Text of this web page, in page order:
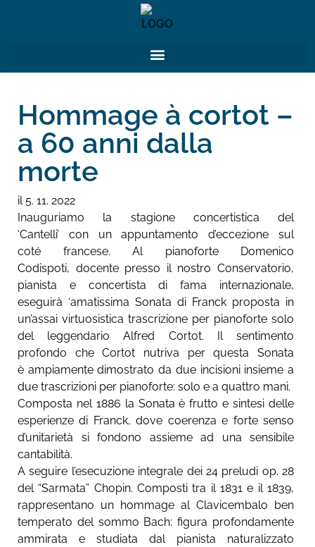
Hommage à cortot –
a 60 anni dalla
morte
il 5. 11. 2022
Inauguriamo la stagione concertistica del
‘Cantelli’ con un appuntamento d’eccezione sul
coté francese. Al pianoforte Domenico
Codispoti, docente presso il nostro Conservatorio,
pianista e concertista di fama internazionale,
eseguirà ‘amatissima Sonata di Franck proposta in
un’assai virtuosistica trascrizione per pianoforte solo
del leggendario Alfred Cortot. Il sentimento
profondo che Cortot nutriva per questa Sonata
è ampiamente dimostrato da due incisioni insieme a
due trascrizioni per pianoforte: solo e a quattro mani.
Composta nel 1886 la Sonata è frutto e sintesi delle
esperienze di Franck, dove coerenza e forte senso
d’unitarietà si fondono assieme ad una sensibile
cantabilità.
A seguire l’esecuzione integrale dei 24 preludi op. 28
del “Sarmata” Chopin. Composti tra il 1831 e il 1839,
rappresentano un hommage al Clavicembalo ben
temperato del sommo Bach: figura profondamente
ammirata e studiata dal pianista naturalizzato